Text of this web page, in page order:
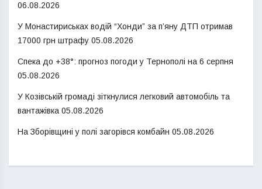
06.08.2026
У Монастириськах водій “Хонди” за п’яну ДТП отримав
17000 грн штрафу 05.08.2026
Спека до +38°: прогноз погоди у Тернополі на 6 серпня
05.08.2026
У Козівській громаді зіткнулися легковий автомобіль та
вантажівка 05.08.2026
На Зборівщині у полі загорівся комбайн 05.08.2026